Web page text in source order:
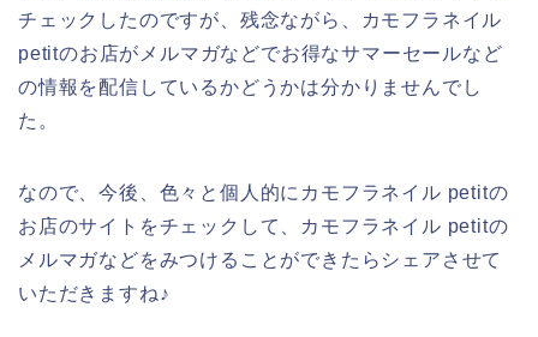
チェックしたのですが、残念ながら、カモフラネイル
petitのお店がメルマガなどでお得なサマーセールなど
の情報を配信しているかどうかは分かりませんでし
た。
なので、今後、色々と個人的にカモフラネイル petitの
お店のサイトをチェックして、カモフラネイル petitの
メルマガなどをみつけることができたらシェアさせて
いただきますね♪